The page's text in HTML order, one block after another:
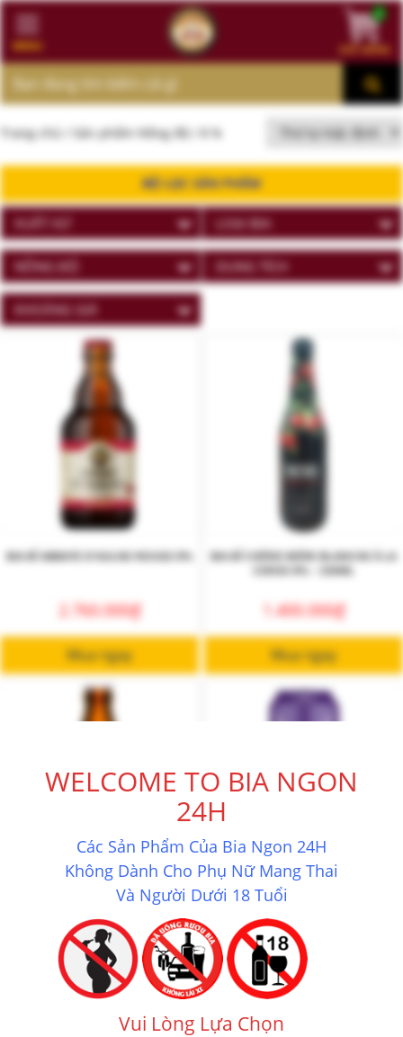
WELCOME TO BIA NGON
24H
Các Sản Phẩm Của Bia Ngon 24H
Không Dành Cho Phụ Nữ Mang Thai
Và Người Dưới 18 Tuổi
Vui Lòng Lựa Chọn
MENU
0
GIỎ HÀNG
MENU
Trang chủ / Sản phẩm Nồng độ / 8 %
BỘ LỌC SẢN PHẨM
XUẤT XỨ LOẠI BIA
NỒNG ĐỘ DUNG TÍCH
KHOẢNG GIÁ
BIA BỈ ABBAYE D’AULNE ROUGE 8%
2.760.000₫
Mua ngay
BIA BỈ CHÉRIE BIÉRE BLANCHE À LA
1.400.000₫
Mua ngay
BIA CHAI CHIMAY TRẮNG 8%
2.350.000₫
Mua ngay
BIA ĐỨC STANGEN STRONG DEER
990.000
Mua ngay